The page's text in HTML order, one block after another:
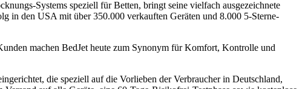
Systems speziell für Betten, bringt seine vielfach ausgezeichnete
in den USA mit über 350.000 verkauften Geräten und 8.000 5-Sterne-
machen BedJet heute zum Synonym für Komfort, Kontrolle und
die speziell auf die Vorlieben der Verbraucher in Deutschland,